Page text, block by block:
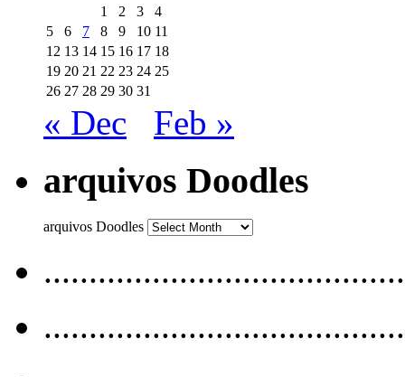
1
2 3
4
5
6 7 8 9 10 11
12 13 14 15 16 17 18
19 20 21 22 23 24 25
26 27 28 29 30 31
« Dec Feb »
arquivos Doodles
arquivos Doodles